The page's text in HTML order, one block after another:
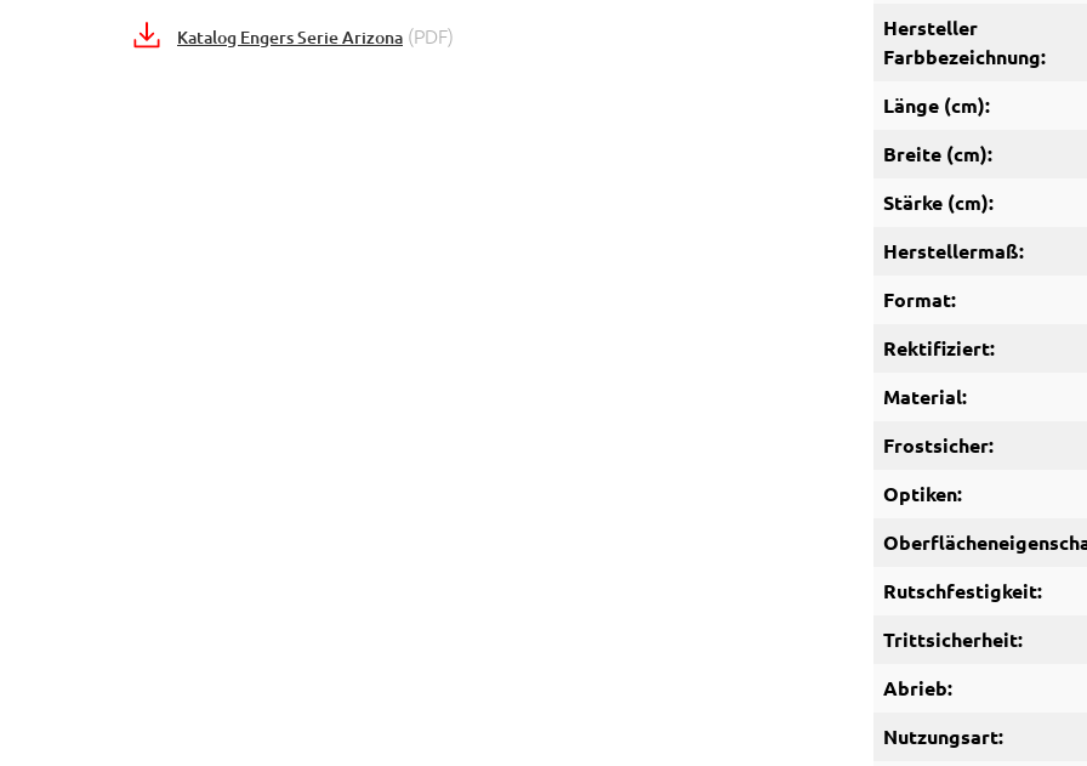
Katalog Engers Serie Arizona (PDF)
Hersteller
Farbbezeichnung:
Länge (cm):
Breite (cm):
Stärke (cm):
Herstellermaß:
Format:
Rektifiziert:
Material:
Frostsicher:
Optiken:
Rutschfestigkeit:
Trittsicherheit:
Abrieb:
Nutzungsart: